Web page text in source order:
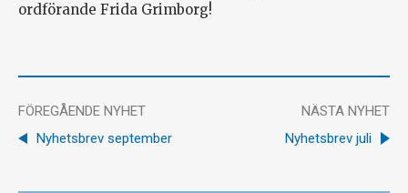
ordförande Frida Grimborg!
FÖREGÅENDE NYHET
Nyhetsbrev september
NÄSTA NYHET
Nyhetsbrev juli